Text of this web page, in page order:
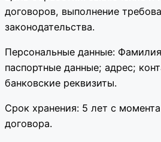
договоров, выполнение
законодательства.
Персональные данные:
паспортные данные; адрес;
банковские реквизиты.
Срок хранения: 5 лет с
договора.